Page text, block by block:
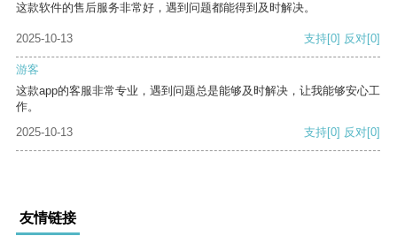
这款软件的售后服务非常好，遇到问题都能得到及时解决。
2025-10-13 支持[0] 反对[0]
游客
这款app的客服非常专业，遇到问题总是能够及时解决，让我能够安心工
作。
2025-10-13
支持[0] 反对[0]
友情链接